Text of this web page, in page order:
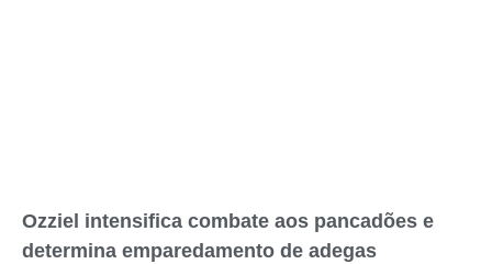
Ozziel intensifica combate aos pancadões e
determina emparedamento de adegas